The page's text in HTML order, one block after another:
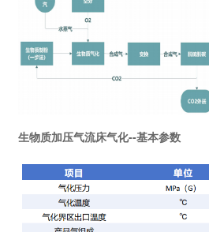
生物质加压气流床气化--基本参数